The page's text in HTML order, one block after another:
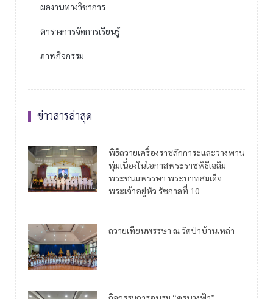
ผลงานทางวิชาการ
ตารางการจัดการเรียนรู้
ภาพกิจกรรม
ข่าวสารล่าสุด
พิธีถวายเครื่องราชสักการะและวางพาน
พุ่มเนื่องในโอกาสพระราชพิธีเฉลิม
พระชนมพรรษา พระบาทสมเด็จ
พระเจ้าอยู่หัว รัชกาลที่ 10
ถวายเทียนพรรษา ณ วัดป่าบ้านเหล่า